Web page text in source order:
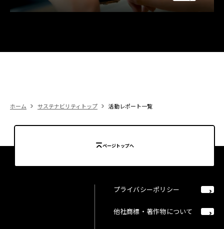
ホーム サステナビリティトップ 活動レポート一覧
ページトップへ
プライバシーポリシー
他社商標・著作物について